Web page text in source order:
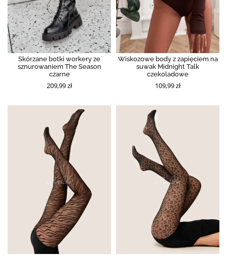
Skórzane botki workery ze
sznurowaniem The Season
czarne
209,99 zł
Wiskozowe body z zapięciem na
suwak Midnight Talk
czekoladowe
109,99 zł